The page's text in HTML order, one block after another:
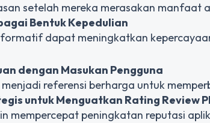
setelah mereka merasakan manfaat
Bentuk Kepedulian
dapat meningkatkan
dengan Masukan Pengguna
referensi berharga untuk
untuk Menguatkan Rating Review
mempercepat peningkatan reputasi